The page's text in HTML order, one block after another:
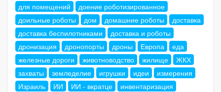
для помещений
доение роботизированное
доильные роботы
дом домашние роботы
доставка
доставка беспилотниками
доставка и роботы
дронизация
дронопорты дроны Европа
еда
железные дороги
животноводство жилище
ЖКХ
захваты
земледелие игрушки идеи
измерения
Израиль
ИИ ИИ - вкратце
инвентаризация